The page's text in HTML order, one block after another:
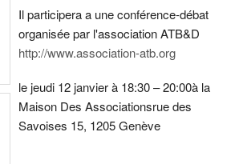
Il participera a une conférence-débat
organisée par l'association ATB&D
http://www.association-atb.org
le jeudi 12 janvier à 18:30 – 20:00à la
Maison Des Associationsrue des
Savoises 15, 1205 Genève